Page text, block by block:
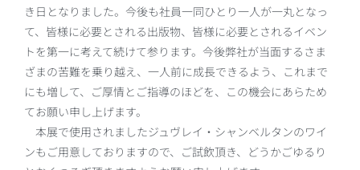
き日となりました。今後も社員一同ひとり一人が一丸となっ
て、皆様に必要とされる出版物、皆様に必要とされるイベン
トを第一に考えて続けて参ります。今後弊社が当面するさま
ざまの苦難を乗り越え、一人前に成長できるよう、これまで
にも増して、ご厚情とご指導のほどを、この機会にあらため
てお願い申し上げます。
本展で使用されましたジュヴレイ・シャンベルタンのワイ
ンもご用意しておりますので、ご試飲頂き、どうかごゆるり